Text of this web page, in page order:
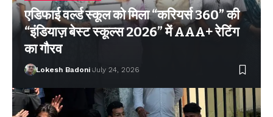
एडिफाई वर्ल्ड स्कूल को मिला “करियर्स 360” की
“इंडियाज़ बेस्ट स्कूल्स 2026” में AAA+ रेटिंग
का गौरव
Lokesh Badoni July 24, 2026